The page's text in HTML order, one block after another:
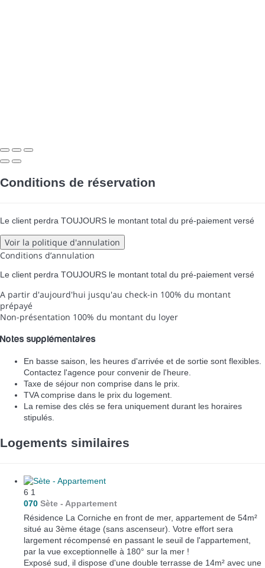
Conditions de réservation
Le client perdra TOUJOURS le montant total du pré-paiement versé
Voir la politique d'annulation
Conditions d’annulation
Le client perdra TOUJOURS le montant total du pré-paiement versé
A partir d'aujourd'hui jusqu'au check-in 100% du montant
prépayé
Non-présentation 100% du montant du loyer
Notes supplémentaires
En basse saison, les heures d'arrivée et de sortie sont flexibles.
Contactez l'agence pour convenir de l'heure.
Taxe de séjour non comprise dans le prix.
TVA comprise dans le prix du logement.
La remise des clés se fera uniquement durant les horaires
stipulés.
Logements similaires
6 1
070 Sète - Appartement
Résidence La Corniche en front de mer, appartement de 54m²
situé au 3ème étage (sans ascenseur). Votre effort sera
largement récompensé en passant le seuil de l'appartement,
par la vue exceptionnelle à 180° sur la mer !
Exposé sud, il dispose d'une double terrasse de 14m² avec une